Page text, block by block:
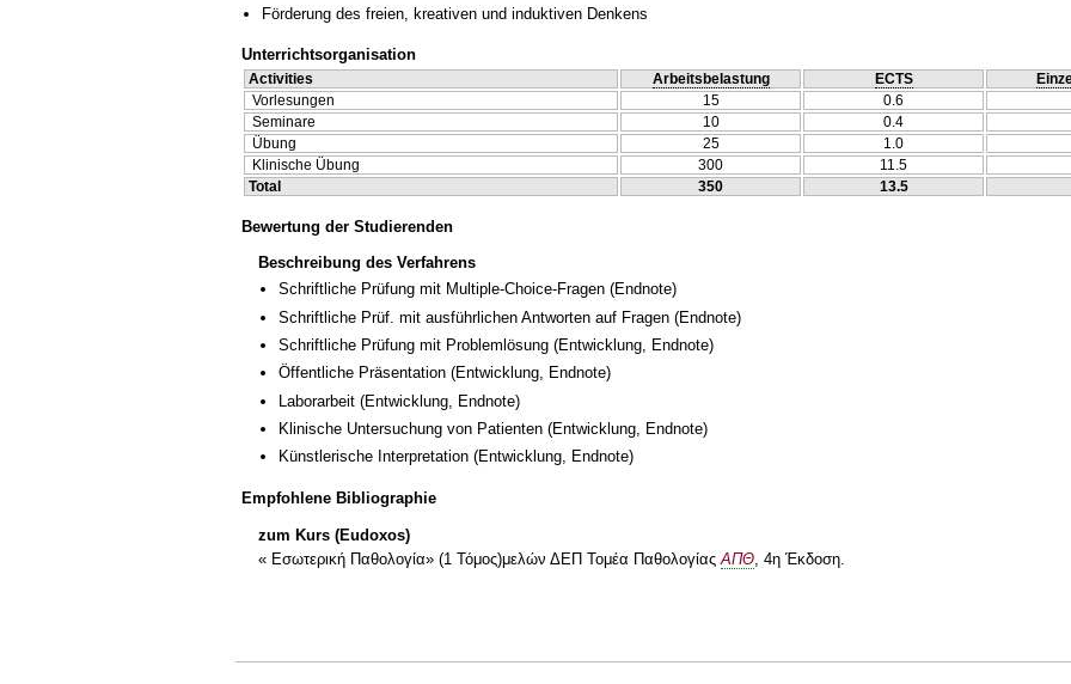
Förderung des freien, kreativen und induktiven Denkens
Unterrichtsorganisation
Activities Arbeitsbelastung ECTS
Vorlesungen
15 0.6
Seminare
10
0.4
Übung
25
1.0
Klinische Übung
300 11.5
Total
350 13.5
Bewertung der Studierenden
Beschreibung des Verfahrens
Schriftliche Prüfung mit Multiple-Choice-Fragen (Endnote)
Schriftliche Prüf. mit ausführlichen Antworten auf Fragen (Endnote)
Schriftliche Prüfung mit Problemlösung (Entwicklung, Endnote)
Öffentliche Präsentation (Entwicklung, Endnote)
Laborarbeit (Entwicklung, Endnote)
Klinische Untersuchung von Patienten (Entwicklung, Endnote)
Künstlerische Interpretation (Entwicklung, Endnote)
Empfohlene Bibliographie
zum Kurs (Eudoxos)
« Εσωτερική Παθολογία» (1 Τόμος)μελών ΔΕΠ Τομέα Παθολογίας ΑΠΘ , 4η Έκδοση.